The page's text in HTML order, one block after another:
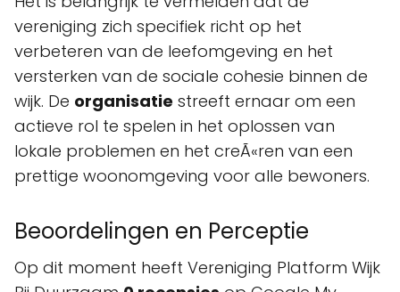
vereniging zich specifiek richt op het
verbeteren van de leefomgeving en het
versterken van de sociale cohesie binnen de
wijk. De organisatie streeft ernaar om een
actieve rol te spelen in het oplossen van
lokale problemen en het creÃ«ren van een
prettige woonomgeving voor alle bewoners.
Beoordelingen en Perceptie
Op dit moment heeft Vereniging Platform Wijk